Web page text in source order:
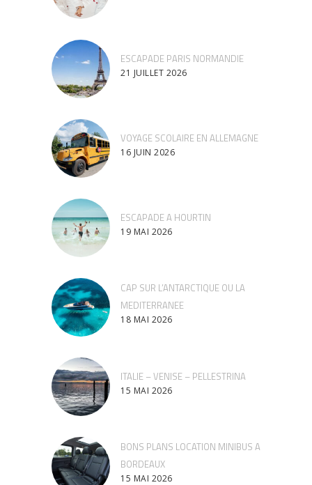
ESCAPADE PARIS NORMANDIE
21 JUILLET 2026
VOYAGE SCOLAIRE EN ALLEMAGNE
16 JUIN 2026
ESCAPADE A HOURTIN
19 MAI 2026
CAP SUR L’ANTARCTIQUE OU LA
MEDITERRANEE
18 MAI 2026
ITALIE – VENISE – PELLESTRINA
15 MAI 2026
BONS PLANS LOCATION MINIBUS A
BORDEAUX
15 MAI 2026